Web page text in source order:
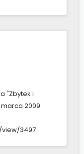
"Zbytek i
marca 2009
3497